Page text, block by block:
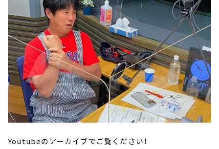
Youtubeのアーカイブでご覧ください！